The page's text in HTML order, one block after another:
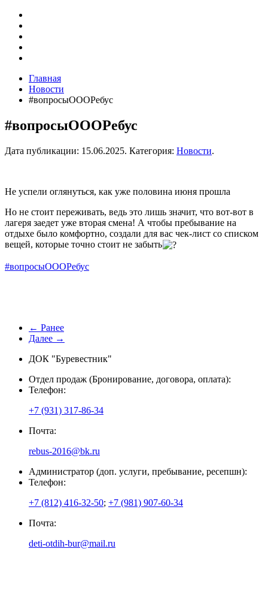
Главная
Новости
#вопросыОООРебус
#вопросыОООРебус
Дата публикации: 15.06.2025. Категория: Новости.
Не успели оглянуться, как уже половина июня прошла
Но не стоит переживать, ведь это лишь значит, что вот-вот в
лагеря заедет уже вторая смена! А чтобы пребывание на
отдыхе было комфортно, создали для вас чек-лист со списком
вещей, которые точно стоит не забыть
#вопросыОООРебус
← Ранее
Далее →
ДОК "Буревестник"
Отдел продаж (Бронирование, договора, оплата):
Телефон:
+7 (931) 317-86-34
Почта:
rebus-2016@bk.ru
Администратор (доп. услуги, пребывание, ресепшн):
Телефон:
+7 (812) 416-32-50; +7 (981) 907-60-34
Почта:
deti-otdih-bur@mail.ru